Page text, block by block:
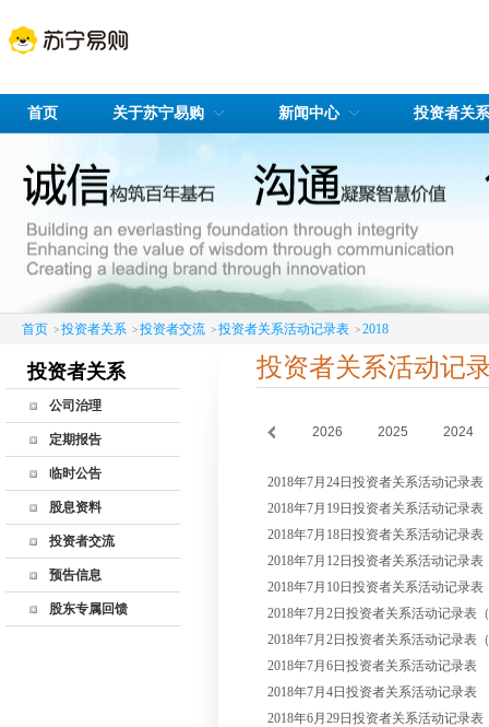
首页 关于苏宁易购 新闻中心 投资者关系
首页 >投资者关系 >投资者交流 >投资者关系活动记录表 >2018
投资者关系
公司治理
公司治理简介
股东会
监事会
公司高管
公司章程
公司制度
定期报告
临时公告
股息资料
历年利润分配
股东回报规划
投资者交流
联系方式
董秘邮箱
预告信息
股东专属回馈
投资者关系活动记
2026 2025 2024
2018年7月24日投资者关系活动记录表
2018年7月19日投资者关系活动记录表
2018年7月18日投资者关系活动记录表
2018年7月12日投资者关系活动记录表
2018年7月10日投资者关系活动记录表
2018年7月2日投资者关系活动记录表
2018年7月2日投资者关系活动记录表
2018年7月6日投资者关系活动记录表
2018年7月4日投资者关系活动记录表
2018年6月29日投资者关系活动记录表